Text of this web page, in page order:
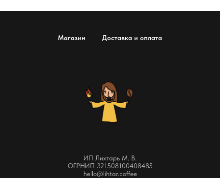
Магазин Доставка и оплата
ИП Лихтарь М. В.
ОГРНИП 321508100408485
hello@lihtar.coffee